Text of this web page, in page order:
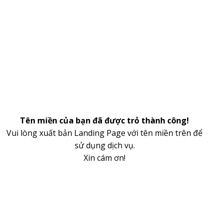
Tên miền của bạn đã được trỏ thành công!
Vui lòng xuất bản Landing Page với tên miền trên để
sử dụng dịch vụ.
Xin cám ơn!